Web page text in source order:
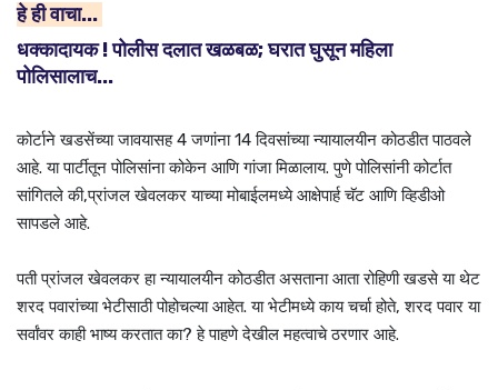
हे ही वाचा...
धक्कादायक ! पोलीस दलात खळबळ; घरात घुसून महिला
पोलिसालाच...
कोर्टाने खडसेंच्या जावयासह 4 जणांना 14 दिवसांच्या न्यायालयीन कोठडीत पाठवले
आहे. या पार्टीतून पोलिसांना कोकेन आणि गांजा मिळालाय. पुणे पोलिसांनी कोर्टात
सांगितले की,प्रांजल खेवलकर याच्या मोबाईलमध्ये आक्षेपार्ह चॅट आणि व्हिडीओ
सापडले आहे.
पती प्रांजल खेवलकर हा न्यायालयीन कोठडीत असताना आता रोहिणी खडसे या थेट
शरद पवारांच्या भेटीसाठी पोहोचल्या आहेत. या भेटीमध्ये काय चर्चा होते, शरद पवार या
सर्वांवर काही भाष्य करतात का? हे पाहणे देखील महत्वाचे ठरणार आहे.